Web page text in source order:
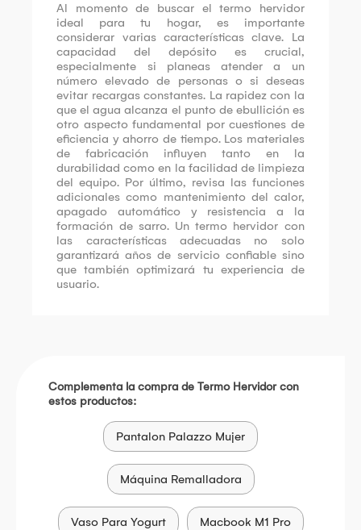
Al momento de buscar el termo hervidor
ideal para tu hogar, es importante
considerar varias características clave. La
capacidad del depósito es crucial,
especialmente si planeas atender a un
número elevado de personas o si deseas
evitar recargas constantes. La rapidez con la
que el agua alcanza el punto de ebullición es
otro aspecto fundamental por cuestiones de
eficiencia y ahorro de tiempo. Los materiales
de fabricación influyen tanto en la
durabilidad como en la facilidad de limpieza
del equipo. Por último, revisa las funciones
adicionales como mantenimiento del calor,
apagado automático y resistencia a la
formación de sarro. Un termo hervidor con
las características adecuadas no solo
garantizará años de servicio confiable sino
que también optimizará tu experiencia de
usuario.
Complementa la compra de Termo Hervidor con
estos productos:
Pantalon Palazzo Mujer
Máquina Remalladora
Vaso Para Yogurt Macbook M1 Pro